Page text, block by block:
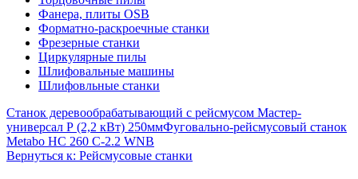
Фанера, плиты OSB
Форматно-раскроечные станки
Фрезерные станки
Циркулярные пилы
Шлифовальные машины
Шлифовльные станки
Станок деревообрабатывающий с рейсмусом Мастер-
универсал Р (2,2 кВт) 250ммФуговально-рейсмусовый станок
Metabo HC 260 C-2.2 WNB
Вернуться к: Рейсмусовые станки